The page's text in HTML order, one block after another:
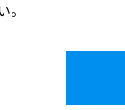
。